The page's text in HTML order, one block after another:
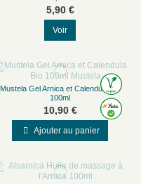
5,90 €
Voir
Mustela Gel Arnica et Calendula Bio
100ml
10,90 €
Ajouter au panier